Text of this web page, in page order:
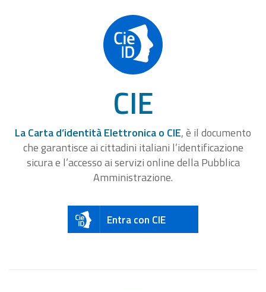
CIE
La Carta d’identità Elettronica o CIE, è il documento
che garantisce ai cittadini italiani l’identificazione
sicura e l’accesso ai servizi online della Pubblica
Amministrazione.
Entra con CIE